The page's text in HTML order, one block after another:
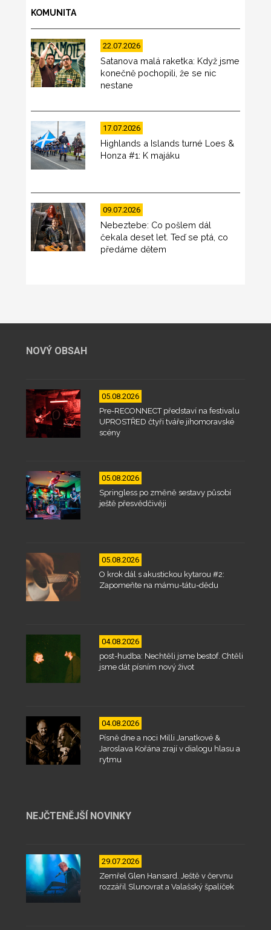
KOMUNITA
22.07.2026
Satanova malá raketka: Když jsme
konečně pochopili, že se nic
nestane
17.07.2026
Highlands a Islands turné Loes &
Honza #1: K majáku
09.07.2026
Nebeztebe: Co pošlem dál
čekala deset let. Teď se ptá, co
předáme dětem
NOVÝ OBSAH
05.08.2026
Pre-RECONNECT představí na festivalu
UPROSTŘED čtyři tváře jihomoravské
scény
05.08.2026
Springless po změně sestavy působí
ještě přesvědčivěji
05.08.2026
O krok dál s akustickou kytarou #2:
Zapomeňte na mámu-tátu-dědu
04.08.2026
post-hudba: Nechtěli jsme bestof. Chtěli
jsme dát písním nový život
04.08.2026
Písně dne a noci Milli Janatkové &
Jaroslava Kořána zrají v dialogu hlasu a
rytmu
NEJČTENĚJŠÍ NOVINKY
29.07.2026
Zemřel Glen Hansard. Ještě v červnu
rozzářil Slunovrat a Valašský špalíček